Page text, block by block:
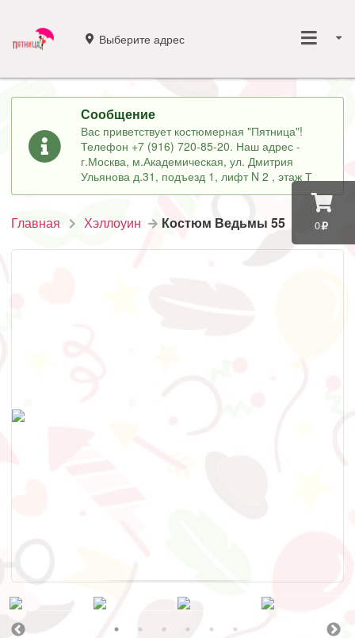
0
Выберите адрес
Сообщение
Вас приветствует костюмерная "Пятница"!
Телефон +7 (916) 720-85-20. Наш адрес -
г.Москва, м.Академическая, ул. Дмитрия
Ульянова д.31, подъезд 1, лифт N 2 , этаж Т
Главная Хэллоуин Костюм Ведьмы 55